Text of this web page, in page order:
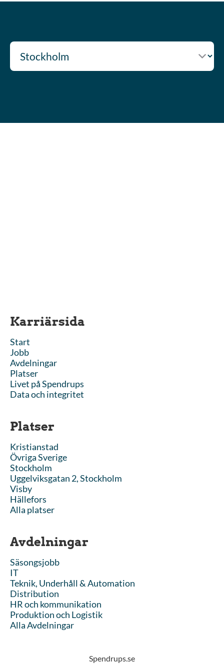
Karriärsida
Start
Jobb
Avdelningar
Platser
Livet på Spendrups
Data och integritet
Platser
Kristianstad
Övriga Sverige
Stockholm
Uggelviksgatan 2, Stockholm
Visby
Hällefors
Alla platser
Avdelningar
Säsongsjobb
IT
Teknik, Underhåll & Automation
Distribution
HR och kommunikation
Produktion och Logistik
Alla Avdelningar
Spendrups.se